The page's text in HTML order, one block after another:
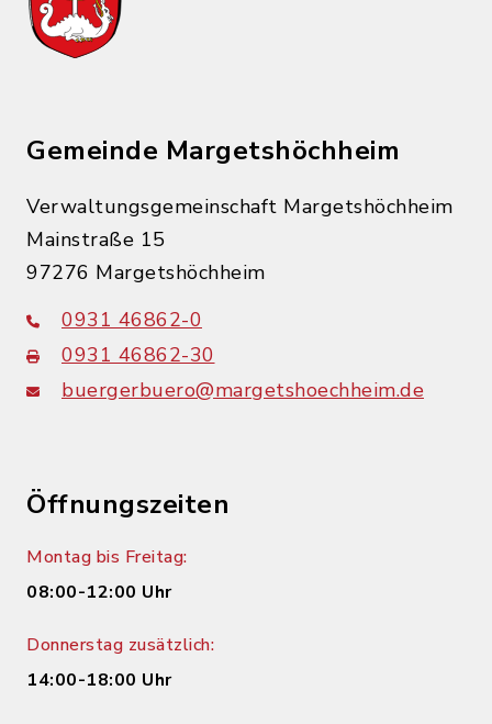
Gemeinde Margetshöchheim
Verwaltungsgemeinschaft Margetshöchheim
Mainstraße 15
97276 Margetshöchheim
0931 46862-0
0931 46862-30
buergerbuero@margetshoechheim.de
Öffnungszeiten
Montag bis Freitag:
08:00-12:00 Uhr
Donnerstag zusätzlich:
14:00-18:00 Uhr